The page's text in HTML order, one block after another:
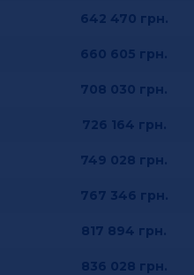
642 470 грн.
660 605 грн.
708 030 грн.
726 164 грн.
749 028 грн.
767 346 грн.
817 894 грн.
836 028 грн.